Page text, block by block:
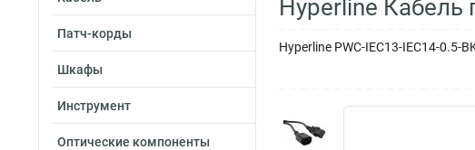
Патч-корды
Шкафы
Инструмент
Оптические компоненты
Hyperline Кабель
Hyperline PWC-IEC13-IEC14-0.5-